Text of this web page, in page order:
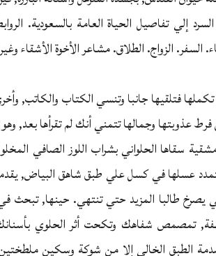
تفاصيل الحياة العامة بالسعودية. الروابط
السفر. الزواج. الطلاق. مشاعر الأخوة الأشقاء
فتلقيها جانبا وتنسي الكتاب والكاتب,
عذوبتها وجمالها تتمني أنك لم تقرأها بعد,
سقاها الحلواني بشراب اللوز الصافي
عسلها في كسل علي طبق شاهق البياض,
يصرخ طالبا المزيد حتي تنتهي. حينها,
تمصمص شفاهك وتكحت أثر الحلوي
الطبق الخالي إلا من شوكة وسكين